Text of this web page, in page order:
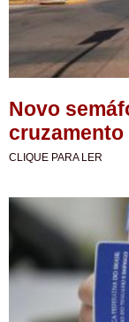
Novo
CLIQUE PARA LER